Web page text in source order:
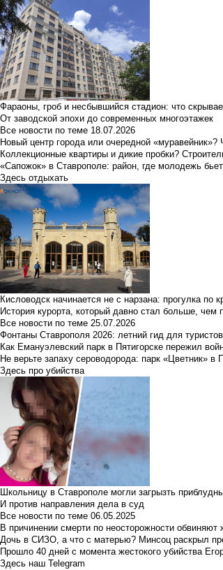
Фараоны, гроб и несбывшийся стадион: что
От заводской эпохи до современных многоэтажек
Все новости по теме 18.07.2026
Новый центр города или очередной
Коллекционные квартиры и дикие пробки?
«Сапожок» в Ставрополе: район, где молодежь
Здесь отдыхать
Кисловодск начинается не с нарзана: прогулка по
История курорта, который давно стал больше, чем
Все новости по теме 25.07.2026
Фонтаны Ставрополя 2026: летний гид для
Как Емануэлевский парк в Пятигорске пережил
Не верьте запаху сероводорода: парк «Цветник» в
Здесь про убийства
Школьницу в Ставрополе могли загрызть
И против направления дела в суд
Все новости по теме 06.05.2025
В причинении смерти по неосторожности
Дочь в СИЗО, а что с матерью? Минсоц раскрыл
Прошло 40 дней с момента жестокого убийства
Здесь наш Telegram